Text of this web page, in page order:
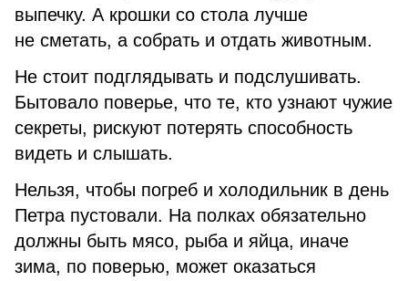
выпечку. А крошки со стола лучше
не сметать, а собрать и отдать животным.
Не стоит подглядывать и подслушивать.
Бытовало поверье, что те, кто узнают чужие
секреты, рискуют потерять способность
видеть и слышать.
Нельзя, чтобы погреб и холодильник в день
Петра пустовали. На полках обязательно
должны быть мясо, рыба и яйца, иначе
зима, по поверью, может оказаться